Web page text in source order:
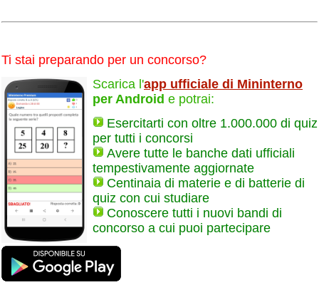
Ti stai preparando per un concorso?
Scarica l'app ufficiale di Mininterno
per Android e potrai:
Esercitarti con oltre 1.000.000 di quiz
per tutti i concorsi
Avere tutte le banche dati ufficiali
tempestivamente aggiornate
Centinaia di materie e di batterie di
quiz con cui studiare
Conoscere tutti i nuovi bandi di
concorso a cui puoi partecipare